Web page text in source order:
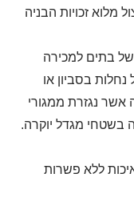
זכויות הבניה
של בתים למכירה
בסביון או
אשר נגזרת ממגורי
בשטחי מגדל יוקרה.
ללא פשרות